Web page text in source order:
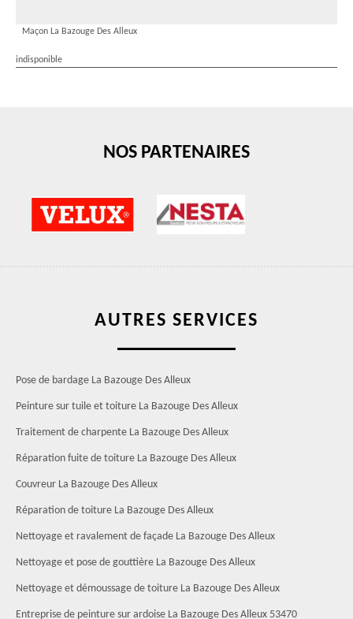
Maçon La Bazouge Des Alleux
indisponible
NOS PARTENAIRES
AUTRES SERVICES
Pose de bardage La Bazouge Des Alleux
Peinture sur tuile et toiture La Bazouge Des Alleux
Traitement de charpente La Bazouge Des Alleux
Réparation fuite de toiture La Bazouge Des Alleux
Couvreur La Bazouge Des Alleux
Réparation de toiture La Bazouge Des Alleux
Nettoyage et ravalement de façade La Bazouge Des Alleux
Nettoyage et pose de gouttière La Bazouge Des Alleux
Nettoyage et démoussage de toiture La Bazouge Des Alleux
Entreprise de peinture sur ardoise La Bazouge Des Alleux 53470